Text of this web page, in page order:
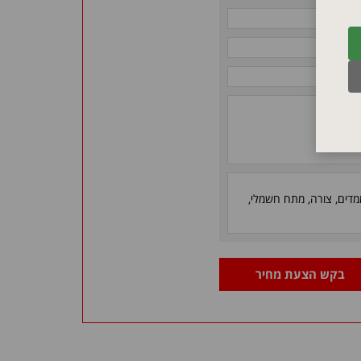
צורה, מתח חשמלי,
בקש הצעת מחיר